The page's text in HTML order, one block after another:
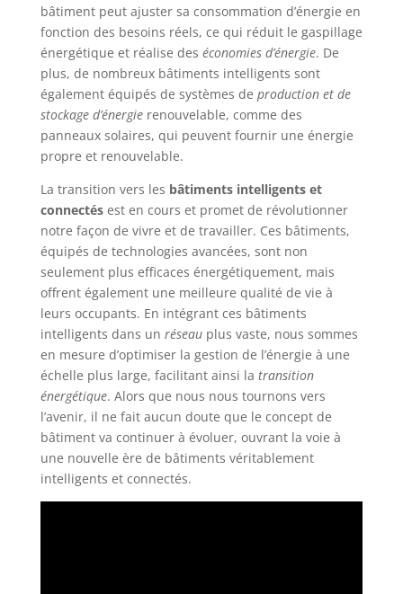
bâtiment peut ajuster sa consommation d’énergie en
fonction des besoins réels, ce qui réduit le gaspillage
énergétique et réalise des économies d’énergie. De
plus, de nombreux bâtiments intelligents sont
également équipés de systèmes de production et de
stockage d’énergierenouvelable, comme des
panneaux solaires, qui peuvent fournir une énergie
propre et renouvelable.
La transition vers les bâtiments intelligents et
connectésest en cours et promet de révolutionner
notre façon de vivre et de travailler. Ces bâtiments,
équipés de technologies avancées, sont non
seulement plus efficaces énergétiquement, mais
offrent également une meilleure qualité de vie à
leurs occupants. En intégrant ces bâtiments
intelligents dans un réseauplus vaste, nous sommes
en mesure d’optimiser la gestion de l’énergie à une
échelle plus large, facilitant ainsi la transition
énergétique. Alors que nous nous tournons vers
l’avenir, il ne fait aucun doute que le concept de
bâtiment va continuer à évoluer, ouvrant la voie à
une nouvelle ère de bâtiments véritablement
intelligents et connectés.